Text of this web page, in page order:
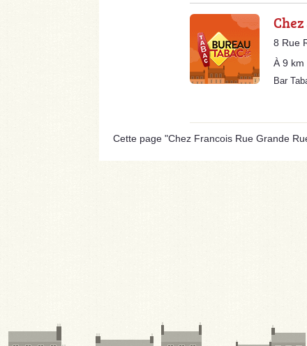
8 Rue
À 9 km
Bar
Cette page "Chez Francois Rue Grande